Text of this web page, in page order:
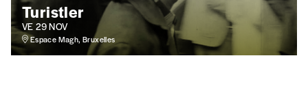
J’offre un abonnement (5
numéros)
Turistler
VE 29 NOV
Espace Magh, Bruxelles